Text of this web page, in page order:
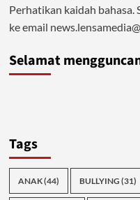
Perhatikan kaidah bahasa.
ke email
Selamat
Tags
ANAK(44) BULLYING (31)